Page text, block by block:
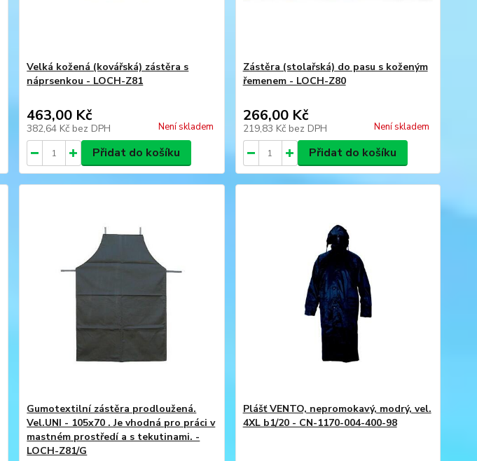
Velká kožená (kovářská) zástěra s
náprsenkou - LOCH-Z81
463,00 Kč
382,64 Kč bez DPH Není skladem
Přidat do košíku
Zástěra (stolařská) do pasu s koženým
řemenem - LOCH-Z80
266,00 Kč
219,83 Kč bez DPH Není skladem
Přidat do košíku
Gumotextilní zástěra prodloužená.
Vel.UNI - 105x70 . Je vhodná pro práci v
mastném prostředí a s tekutinami. -
LOCH-Z81/G
Plášť VENTO, nepromokavý, modrý, vel.
4XL b1/20 - CN-1170-004-400-98